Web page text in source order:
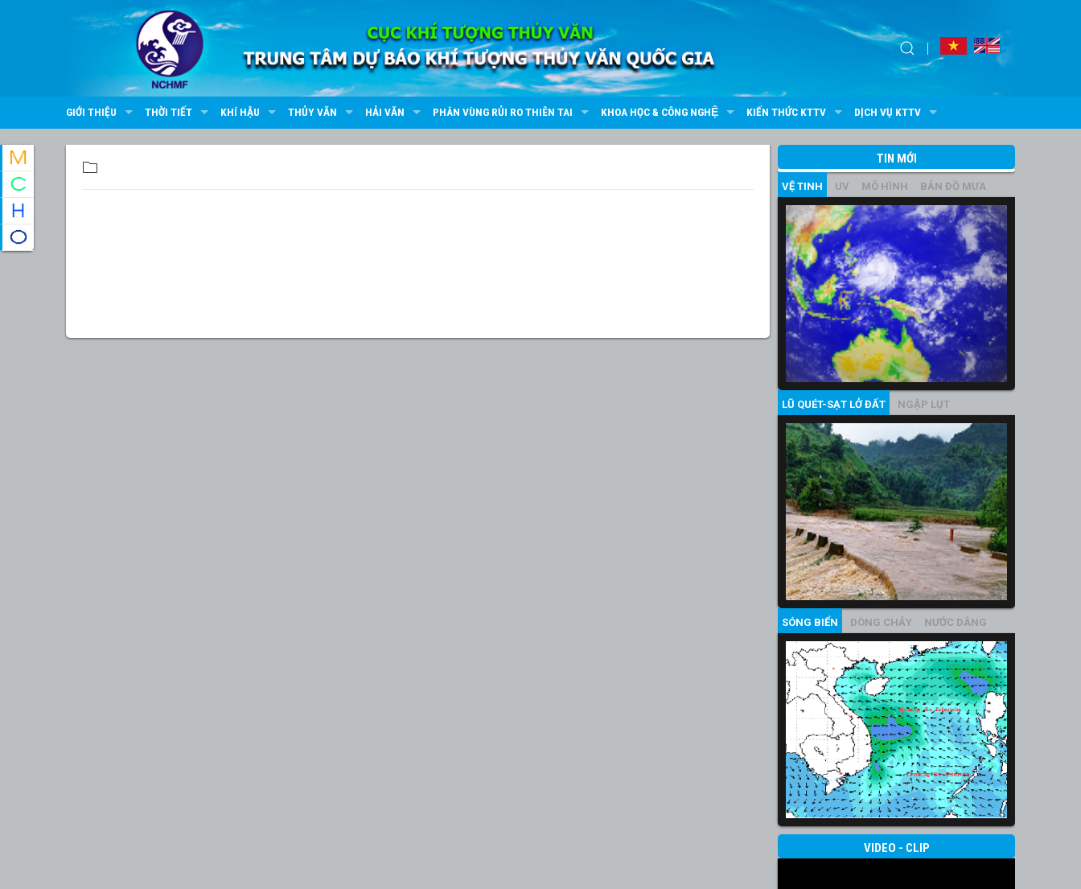
GIỚI THIỆU THỜI TIẾT KHÍ HẬU THỦY VĂN HẢI VĂN PHÂN VÙNG RỦI RO THIÊN TAI KHOA HỌC & CÔNG NGHỆ KIẾN THỨC KTTV DỊCH VỤ KTTV
TIN MỚI
VỆ TINH UV MÔ HÌNH BẢN ĐỒ MƯA
LŨ QUÉT-SẠT LỞ ĐẤT NGẬP LỤT
SÓNG BIỂN DÒNG CHẢY NƯỚC DÂNG
VIDEO - CLIP